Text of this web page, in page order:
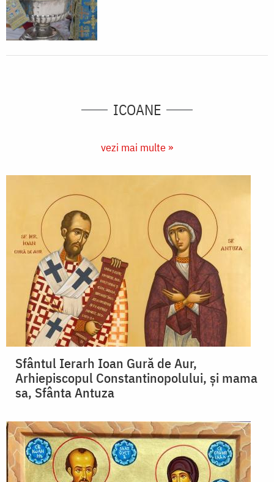
ICOANE
vezi mai multe »
Sfântul Ierarh Ioan Gură de Aur,
Arhiepiscopul Constantinopolului, și mama
sa, Sfânta Antuza